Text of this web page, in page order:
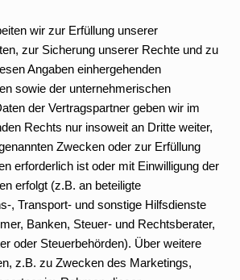
wir zur Erfüllung unserer
zur Sicherung unserer Rechte und zu
Angaben einhergehenden
sowie der unternehmerischen
der Vertragspartner geben wir im
Rechts nur insoweit an Dritte weiter,
Zwecken oder zur Erfüllung
erforderlich ist oder mit Einwilligung der
erfolgt (z.B. an beteiligte
, Transport- und sonstige Hilfsdienste
Banken, Steuer- und Rechtsberater,
oder Steuerbehörden). Über weitere
z.B. zu Zwecken des Marketings,